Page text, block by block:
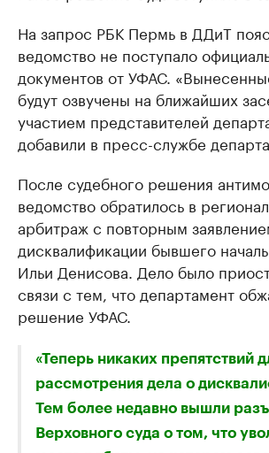
На запрос РБК Пермь в ДДиТ
ведомство не поступало
документов от УФАС.
будут озвучены на ближайших
участием представителей
добавили в пресс-службе
После судебного решения
ведомство обратилось в
арбитраж с повторным
дисквалификации бывшего
Ильи Денисова. Дело было
связи с тем, что департамент
решение УФАС.
«Теперь никаких препятствий
рассмотрения дела о
Тем более недавно вышли
Верховного суда о том, что